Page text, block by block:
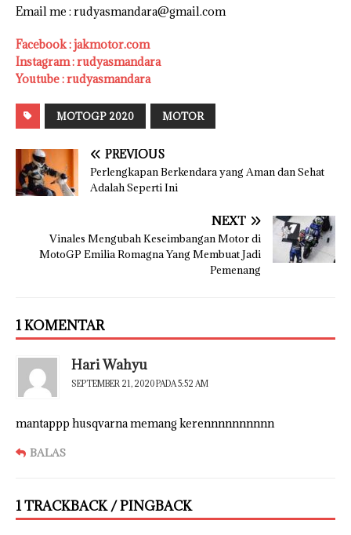
Email me : rudyasmandara@gmail.com
Facebook : jakmotor.com
Instagram : rudyasmandara
Youtube : rudyasmandara
MOTOGP 2020 MOTOR
PREVIOUS
Perlengkapan Berkendara yang Aman dan Sehat
Adalah Seperti Ini
NEXT
Vinales Mengubah Keseimbangan Motor di
MotoGP Emilia Romagna Yang Membuat Jadi
Pemenang
1 KOMENTAR
Hari Wahyu
SEPTEMBER 21, 2020 PADA 5:52 AM
mantappp husqvarna memang kerennnnnnnnnn
BALAS
1 TRACKBACK / PINGBACK